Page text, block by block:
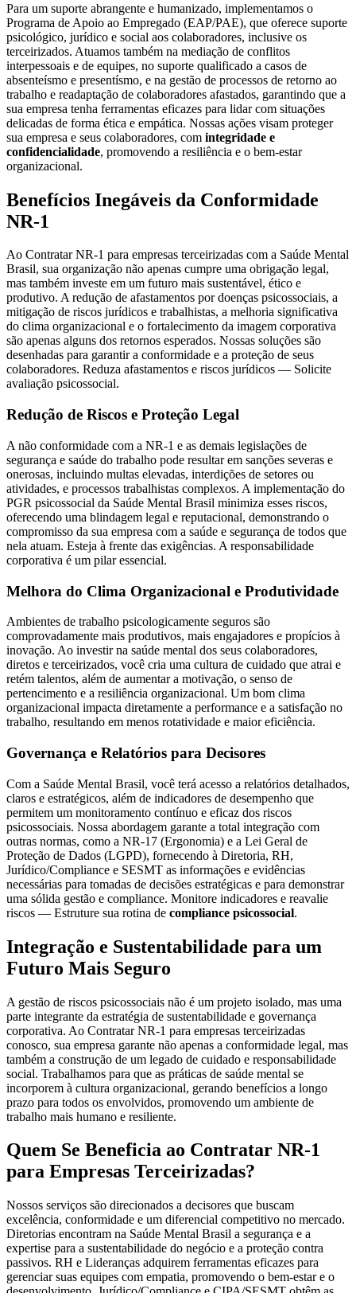
Para um suporte abrangente e humanizado, implementamos o
Programa de Apoio ao Empregado (EAP/PAE), que oferece suporte
psicológico, jurídico e social aos colaboradores, inclusive os
terceirizados. Atuamos também na mediação de conflitos
interpessoais e de equipes, no suporte qualificado a casos de
absenteísmo e presentísmo, e na gestão de processos de retorno ao
trabalho e readaptação de colaboradores afastados, garantindo que a
sua empresa tenha ferramentas eficazes para lidar com situações
delicadas de forma ética e empática. Nossas ações visam proteger
sua empresa e seus colaboradores, com integridade e
confidencialidade, promovendo a resiliência e o bem-estar
organizacional.
Benefícios Inegáveis da Conformidade
NR-1
Ao Contratar NR-1 para empresas terceirizadas com a Saúde Mental
Brasil, sua organização não apenas cumpre uma obrigação legal,
mas também investe em um futuro mais sustentável, ético e
produtivo. A redução de afastamentos por doenças psicossociais, a
mitigação de riscos jurídicos e trabalhistas, a melhoria significativa
do clima organizacional e o fortalecimento da imagem corporativa
são apenas alguns dos retornos esperados. Nossas soluções são
desenhadas para garantir a conformidade e a proteção de seus
colaboradores. Reduza afastamentos e riscos jurídicos — Solicite
avaliação psicossocial.
Redução de Riscos e Proteção Legal
A não conformidade com a NR-1 e as demais legislações de
segurança e saúde do trabalho pode resultar em sanções severas e
onerosas, incluindo multas elevadas, interdições de setores ou
atividades, e processos trabalhistas complexos. A implementação do
PGR psicossocial da Saúde Mental Brasil minimiza esses riscos,
oferecendo uma blindagem legal e reputacional, demonstrando o
compromisso da sua empresa com a saúde e segurança de todos que
nela atuam. Esteja à frente das exigências. A responsabilidade
corporativa é um pilar essencial.
Melhora do Clima Organizacional e Produtividade
Ambientes de trabalho psicologicamente seguros são
comprovadamente mais produtivos, mais engajadores e propícios à
inovação. Ao investir na saúde mental dos seus colaboradores,
diretos e terceirizados, você cria uma cultura de cuidado que atrai e
retém talentos, além de aumentar a motivação, o senso de
pertencimento e a resiliência organizacional. Um bom clima
organizacional impacta diretamente a performance e a satisfação no
trabalho, resultando em menos rotatividade e maior eficiência.
Governança e Relatórios para Decisores
Com a Saúde Mental Brasil, você terá acesso a relatórios detalhados,
claros e estratégicos, além de indicadores de desempenho que
permitem um monitoramento contínuo e eficaz dos riscos
psicossociais. Nossa abordagem garante a total integração com
outras normas, como a NR-17 (Ergonomia) e a Lei Geral de
Proteção de Dados (LGPD), fornecendo à Diretoria, RH,
Jurídico/Compliance e SESMT as informações e evidências
necessárias para tomadas de decisões estratégicas e para demonstrar
uma sólida gestão e compliance. Monitore indicadores e reavalie
riscos — Estruture sua rotina de compliance psicossocial.
Integração e Sustentabilidade para um
Futuro Mais Seguro
A gestão de riscos psicossociais não é um projeto isolado, mas uma
parte integrante da estratégia de sustentabilidade e governança
corporativa. Ao Contratar NR-1 para empresas terceirizadas
conosco, sua empresa garante não apenas a conformidade legal, mas
também a construção de um legado de cuidado e responsabilidade
social. Trabalhamos para que as práticas de saúde mental se
incorporem à cultura organizacional, gerando benefícios a longo
prazo para todos os envolvidos, promovendo um ambiente de
trabalho mais humano e resiliente.
Quem Se Beneficia ao Contratar NR-1
para Empresas Terceirizadas?
Nossos serviços são direcionados a decisores que buscam
excelência, conformidade e um diferencial competitivo no mercado.
Diretorias encontram na Saúde Mental Brasil a segurança e a
expertise para a sustentabilidade do negócio e a proteção contra
passivos. RH e Lideranças adquirem ferramentas eficazes para
gerenciar suas equipes com empatia, promovendo o bem-estar e o